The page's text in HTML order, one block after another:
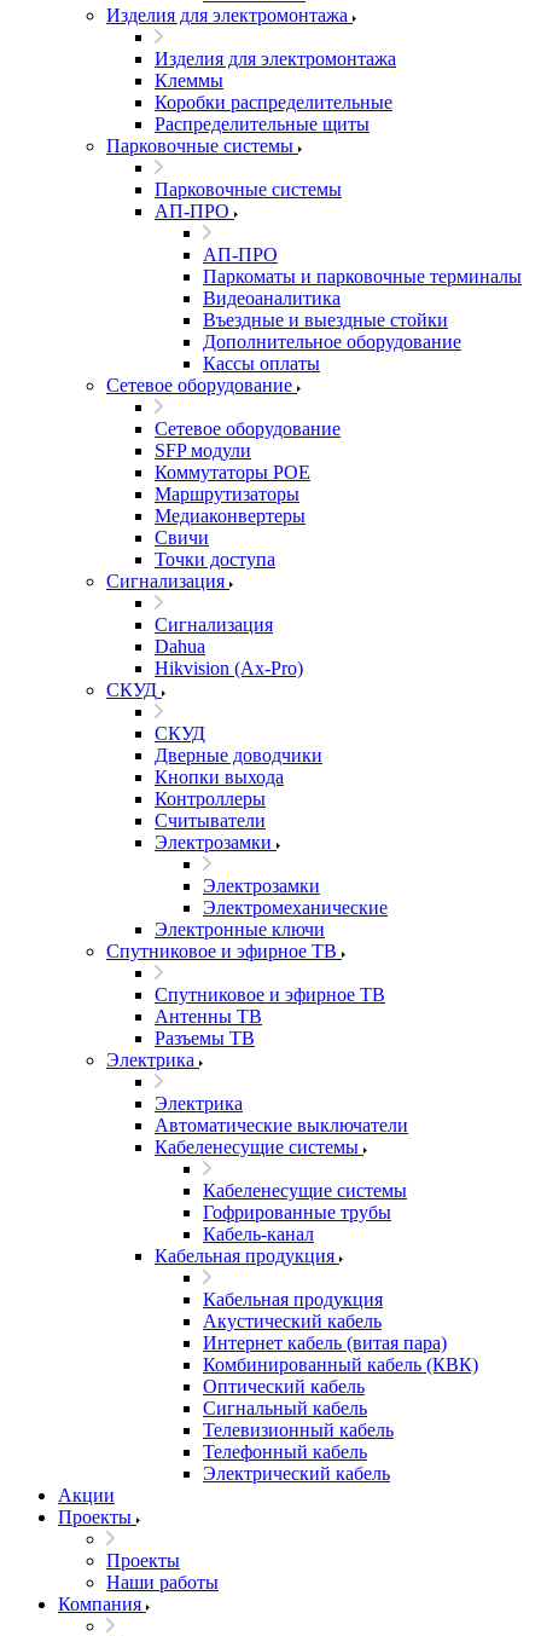
Изделия для электромонтажа
Изделия для электромонтажа
Клеммы
Коробки распределительные
Распределительные щиты
Парковочные системы
Парковочные системы
АП-ПРО
АП-ПРО
Паркоматы и парковочные терминалы
Видеоаналитика
Въездные и выездные стойки
Дополнительное оборудование
Кассы оплаты
Сетевое оборудование
Сетевое оборудование
SFP модули
Коммутаторы POE
Маршрутизаторы
Медиаконвертеры
Свичи
Точки доступа
Сигнализация
Сигнализация
Dahua
Hikvision (Ax-Pro)
СКУД
СКУД
Дверные доводчики
Кнопки выхода
Контроллеры
Считыватели
Электрозамки
Электрозамки
Электромеханические
Электронные ключи
Спутниковое и эфирное ТВ
Спутниковое и эфирное ТВ
Антенны ТВ
Разъемы ТВ
Электрика
Электрика
Автоматические выключатели
Кабеленесущие системы
Кабеленесущие системы
Гофрированные трубы
Кабель-канал
Кабельная продукция
Кабельная продукция
Акустический кабель
Интернет кабель (витая пара)
Комбинированный кабель (КВК)
Оптический кабель
Сигнальный кабель
Телевизионный кабель
Телефонный кабель
Электрический кабель
Акции
Проекты
Проекты
Наши работы
Компания